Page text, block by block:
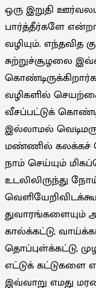
ஒரு இறுதி
பார்த்தீர்களே
வழியும். எந்தவித
சுற்றுச்சூழலை
வழிகளில்
வீசப்பட்டுக்
இல்லாமல்
மண்ணில் கலக்கச்
நாம் செய்யும்
உடலிலிருந்து
துவாரங்களையும்
கால்க்கட்டு,
தொப்புள்க்கட்டு,
எட்டுக் கட்டுகளை
இவ்வாறு எமது